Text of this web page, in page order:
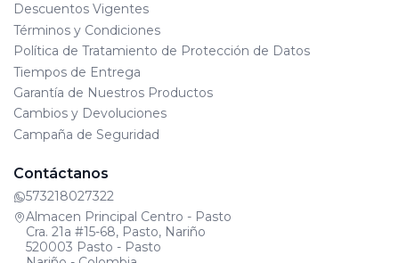
Descuentos Vigentes
Términos y Condiciones
Política de Tratamiento de Protección de Datos
Tiempos de Entrega
Garantía de Nuestros Productos
Cambios y Devoluciones
Campaña de Seguridad
Contáctanos
573218027322
Almacen Principal Centro - Pasto
Cra. 21a #15-68, Pasto, Nariño
520003 Pasto - Pasto